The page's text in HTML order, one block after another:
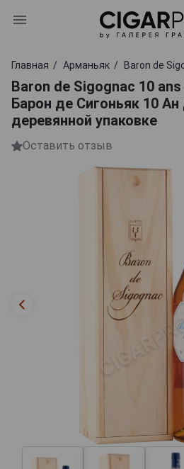
Главная Арманьяк Baron de
Baron de Sigognac 10
Барон де Сигоньяк 10
деревянной упаковке
Оставить отзыв